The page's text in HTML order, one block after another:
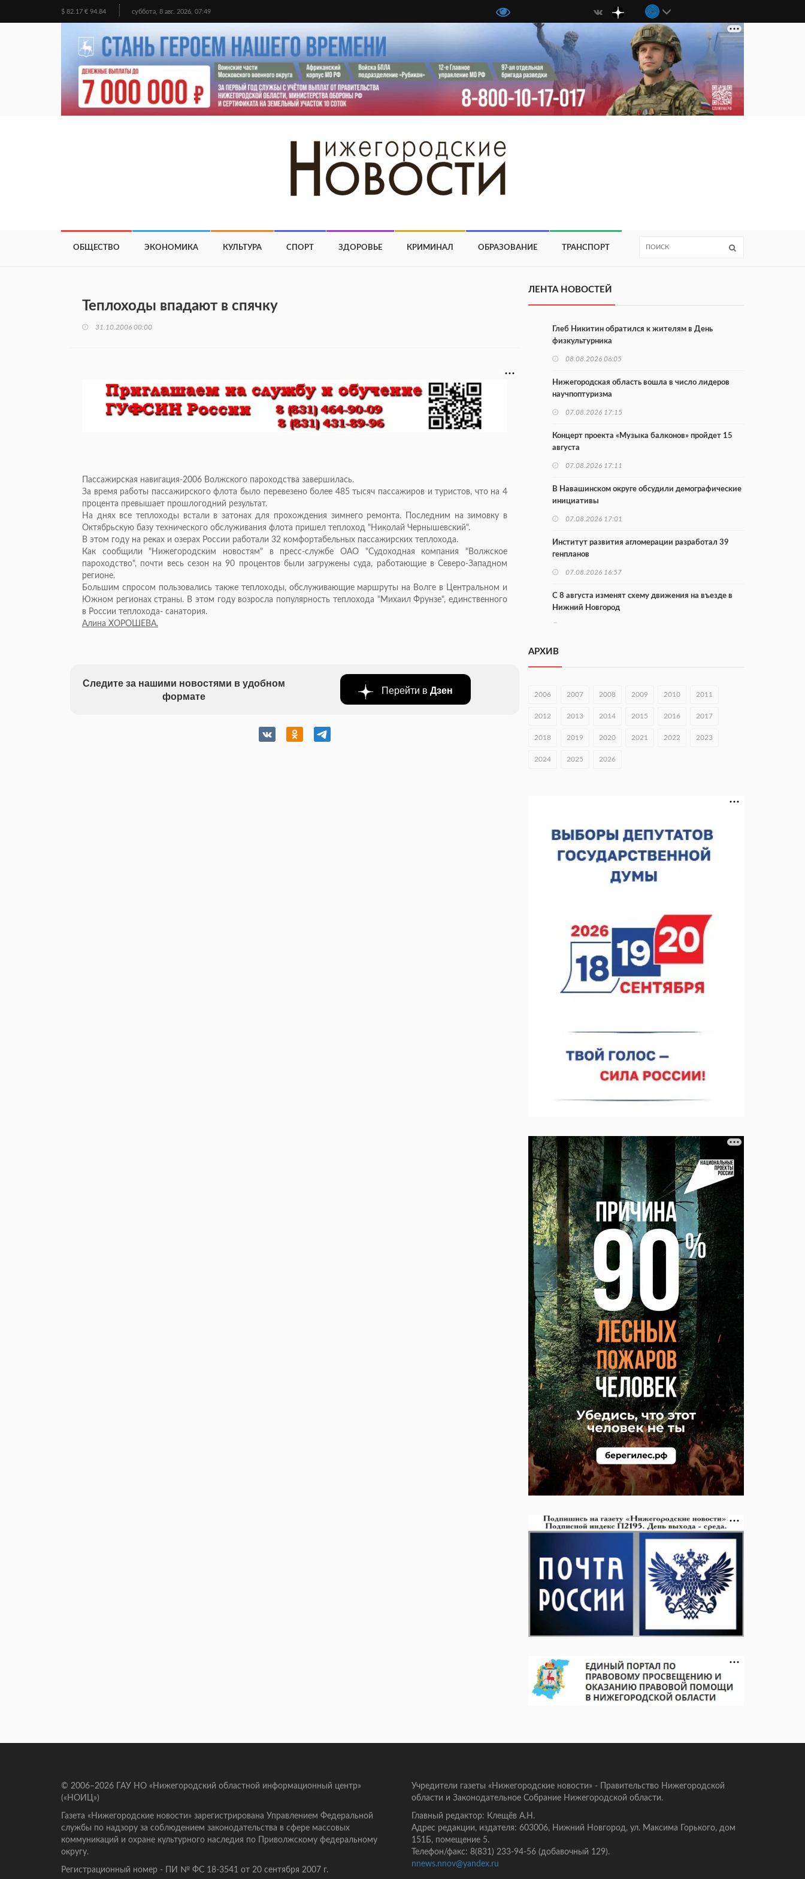
$ 82.17 € 94.84 суббота, 8 авг. 2026, 07:49
ОБЩЕСТВО ЭКОНОМИКА КУЛЬТУРА СПОРТ ЗДОРОВЬЕ КРИМИНАЛ ОБРАЗОВАНИЕ ТРАНСПОРТ
Теплоходы впадают в спячку
31.10.2006 00:00
Пассажирская навигация-2006 Волжского пароходства завершилась.
За время работы пассажирского флота было перевезено более 485 тысяч пассажиров и туристов, что на 4
процента превышает прошлогодний результат.
На днях все теплоходы встали в затонах для прохождения зимнего ремонта. Последним на зимовку в
Октябрьскую базу технического обслуживания флота пришел теплоход "Николай Чернышевский".
В этом году на реках и озерах России работали 32 комфортабельных пассажирских теплохода.
Как сообщили "Нижегородским новостям" в пресс-службе ОАО "Судоходная компания "Волжское
пароходство", почти весь сезон на 90 процентов были загружены суда, работающие в Северо-Западном
регионе.
Большим спросом пользовались также теплоходы, обслуживающие маршруты на Волге в Центральном и
Южном регионах страны. В этом году возросла популярность теплохода "Михаил Фрунзе", единственного
в России теплохода- санатория.
Алина ХОРОШЕВА.
Следите за нашими новостями в удобном
формате
Перейти в Дзен
ЛЕНТА НОВОСТЕЙ
Глеб Никитин обратился к жителям в День
физкультурника
08.08.2026 06:05
Нижегородская область вошла в число лидеров
научпоптуризма
07.08.2026 17:15
Концерт проекта «Музыка балконов» пройдет 15
августа
07.08.2026 17:11
В Навашинском округе обсудили демографические
инициативы
07.08.2026 17:01
Институт развития агломерации разработал 39
генпланов
07.08.2026 16:57
С 8 августа изменят схему движения на въезде в
Нижний Новгород
В Нижегородской области прошло заседание АТК и
07.08.2026 14:01
лесного пожарного
07.08.2026 13:15
В Нижегородской области посещаемость
спортобъектов выросла на 28%
07.08.2026 12:15
07.08.2026 12:04
В Нижегородской области созданы четыре ММЦ
07.08.2026 11:46
телебашни
АРХИВ
2006 2007 2008 2009 2010 2011
2012 2013 2014 2015 2016 2017
2018 2019 2020 2021 2022 2023
2024 2025 2026
© 2006–2026 ГАУ НО «Нижегородский областной информационный центр»
(«НОИЦ»)
Газета «Нижегородские новости» зарегистрирована Управлением Федеральной
службы по надзору за соблюдением законодательства в сфере массовых
коммуникаций и охране культурного наследия по Приволжскому федеральному
округу.
Регистрационный номер - ПИ № ФС 18-3541 от 20 сентября 2007 г.
Учредители газеты «Нижегородские новости» - Правительство Нижегородской
области и Законодательное Собрание Нижегородской области.
Главный редактор: Клещёв А.Н.
Адрес редакции, издателя: 603006, Нижний Новгород, ул. Максима Горького, дом
151Б, помещение 5.
Телефон/факс: 8(831) 233-94-56 (добавочный 129).
nnews.nnov@yandex.ru